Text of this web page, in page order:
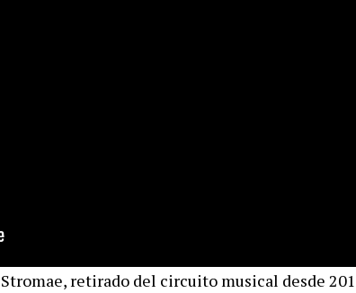
Stromae, retirado del circuito musical desde